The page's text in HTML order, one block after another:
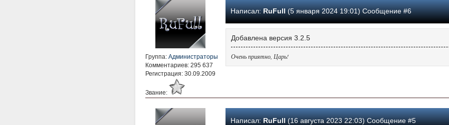
Группа: Администраторы
Комментариев: 295 637
Регистрация: 30.09.2009
Звание:
Написал: RuFull(5 января 2024 19:01) Сообщение #6
Добавлена версия 3.2.5
Очень приятно, Царь!
Написал: RuFull(16 августа 2023 22:03) Сообщение #5